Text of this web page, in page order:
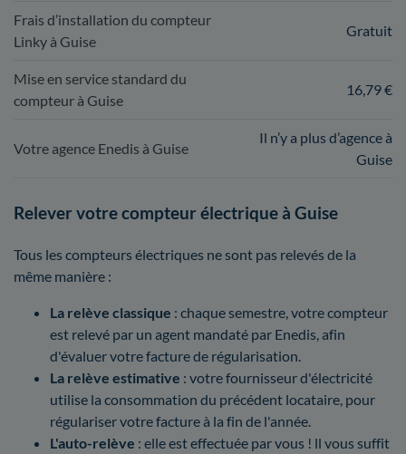
Frais d’installation du compteur
Linky à Guise
Gratuit
Mise en service standard du
compteur à Guise
16,79 €
Votre agence Enedis à Guise
Il n’y a plus d’agence à
Guise
Relever votre compteur électrique à Guise
Tous les compteurs électriques ne sont pas relevés de la
même manière :
La relève classique : chaque semestre, votre compteur
est relevé par un agent mandaté par Enedis, afin
d'évaluer votre facture de régularisation.
La relève estimative : votre fournisseur d'électricité
utilise la consommation du précédent locataire, pour
régulariser votre facture à la fin de l'année.
L'auto-relève : elle est effectuée par vous ! ll vous suffit